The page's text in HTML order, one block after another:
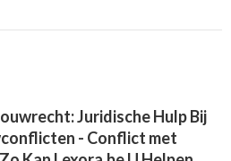
Juridische Hulp Bij
- Conflict met